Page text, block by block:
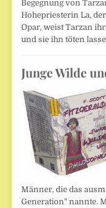
Begegnung von
Hohepriesterin La,
Opar, weist Tarzan
und sie ihn töten
Junge Wilde
Männer, die das
Generation" nannte.